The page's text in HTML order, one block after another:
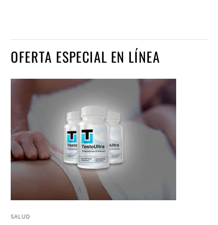
OFERTA ESPECIAL EN LÍNEA
SALUD